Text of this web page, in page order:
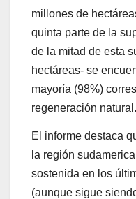
millones de
quinta parte de la
de la mitad de esta
hectáreas- se
mayoría (98%)
regeneración natural.
El informe destaca
la región
sostenida en los
(aunque sigue